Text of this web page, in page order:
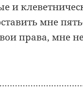
и
мне
права, мне